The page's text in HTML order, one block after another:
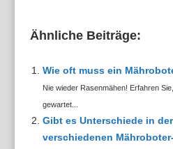
Ähnliche Beiträge:
Wie oft muss ein
Nie wieder Rasenmähen! Erfahren
gewartet...
Gibt es Unterschiede in
verschiedenen